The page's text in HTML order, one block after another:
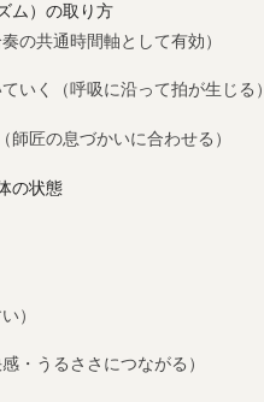
ム）の取り方
の共通時間軸として有効）
いく（呼吸に沿って拍が生じる）
師匠の息づかいに合わせる）
の状態
）
・うるささにつながる）